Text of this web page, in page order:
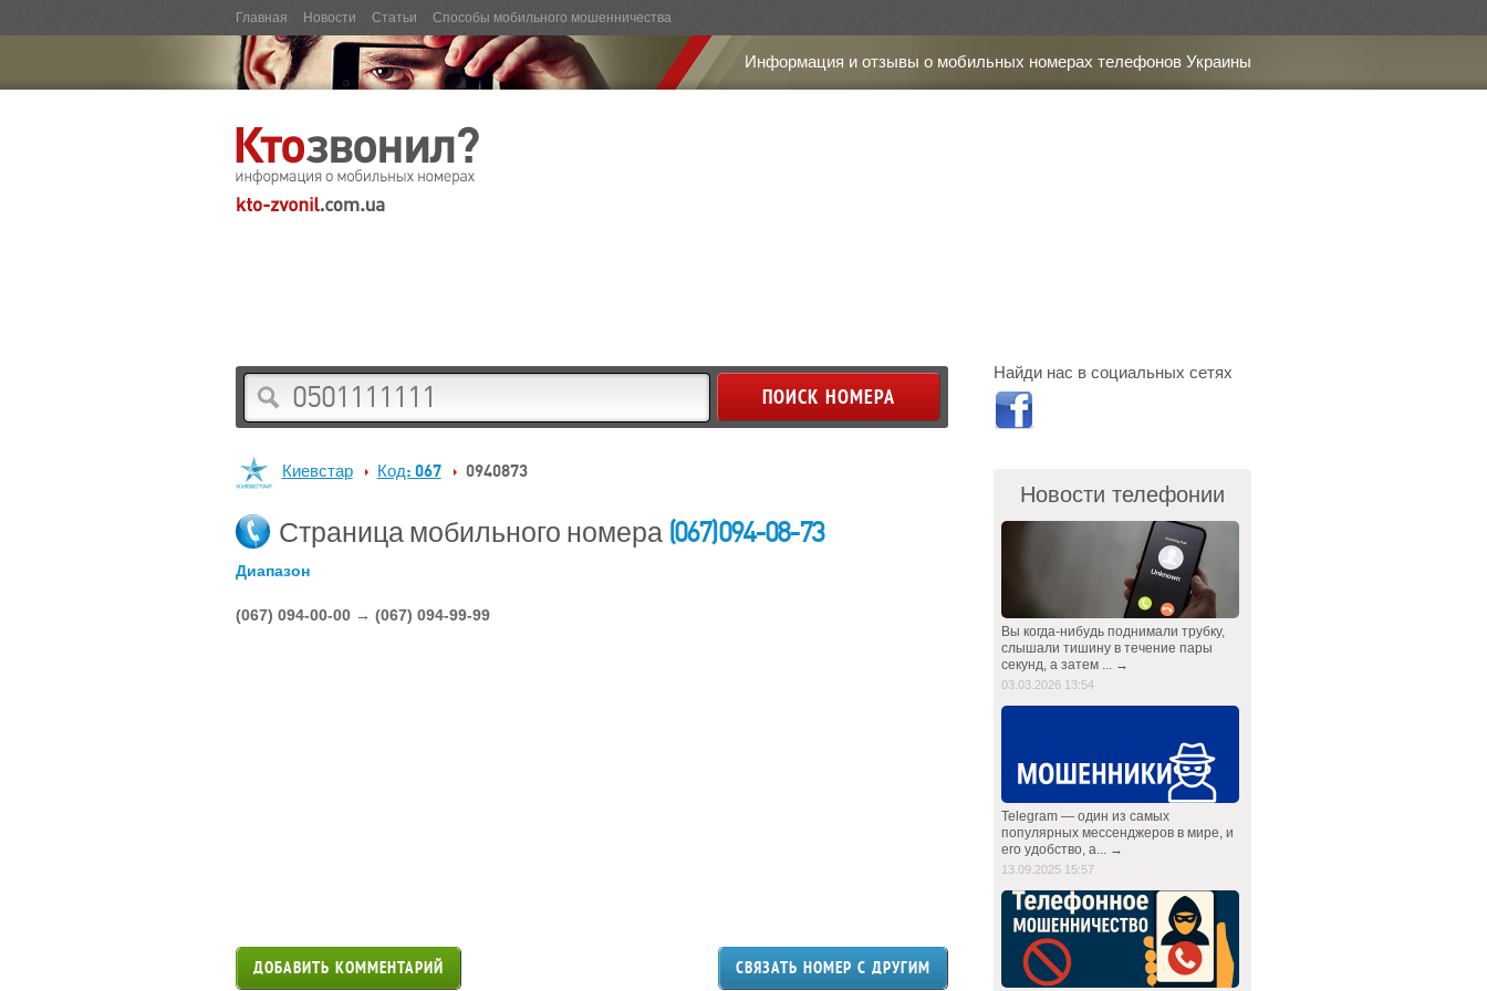
Главная Новости Статьи Способы мобильного мошенничества
Информация и отзывы о мобильных номерах телефонов Украины
Киевстар Код: 067 0940873
Страница мобильного номера (067) 094-08-73
Диапазон
(067) 094-00-00 → (067) 094-99-99
ДОБАВИТЬ КОММЕНТАРИЙ СВЯЗАТЬ НОМЕР С ДРУГИМ
Найди нас в социальных сетях
Новости телефонии
Вы когда-нибудь поднимали трубку,
слышали тишину в течение пары
секунд, а затем ... →
03.03.2026 13:54
Telegram — один из самых
популярных мессенджеров в мире, и
его удобство, а... →
13.09.2025 15:57